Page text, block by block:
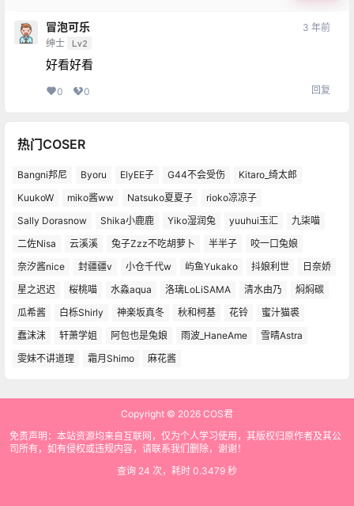
冒泡可乐
绅士 Lv2
3 年前
好看好看
0 0 回复
热门COSER
Bangni邦尼 Byoru ElyEE子 G44不会受伤
Kitaro_绮太郎
KuukoW
miko酱ww Natsuko夏夏子
rioko凉凉子
Sally Dorasnow
Shika小鹿鹿 Yiko湿润兔 yuuhui玉汇
九柒喵
二佐Nisa
云溪溪 兔子Zzz不吃胡萝卜 半半子
咬一口兔娘
奈汐酱nice
封疆疆v 小仓千代w 屿鱼Yukako 抖娘利世
日奈娇
星之迟迟
桜桃喵 水淼aqua 洛璃LoLiSAMA 清水由乃
焖焖碳
瓜希酱
白栎Shirly 神楽坂真冬 秋和柯基 花铃
蜜汁猫裘
蠢沫沫
轩萧学姐 阿包也是兔娘 雨波_HaneAme
雪晴Astra
雯妹不讲道理
霜月Shimo 麻花酱
Copyright © 2026 COS君
免责声明：本站资源均来自互联网，仅为个人学习使用，其版权归原作者及其公
司所有，如有侵权或违规内容，请联系我们删除，谢谢！
查询 24 次，耗时 0.3479 秒